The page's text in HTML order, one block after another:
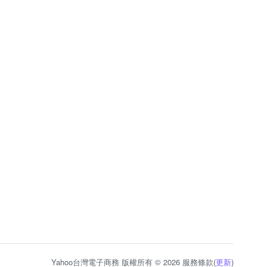
Yahoo台灣電子商務 版權所有 © 2026 服務條款(更新)